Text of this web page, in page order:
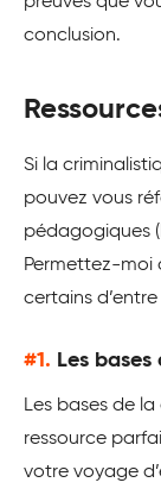
conclusion.
Si la
pouvez vous
pédagogiques
Permettez-moi
certains d’entre
#1. Les
Les bases de
ressource
votre voyage